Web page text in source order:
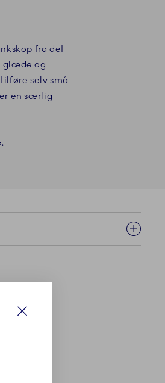
fra det
glæde og
selv små
en særlig